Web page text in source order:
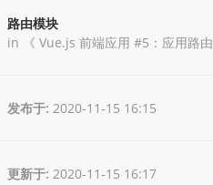
路由模块
in 《 Vue.js 前端应用 #5：应用路由
发布于: 2020-11-15 16:15
更新于: 2020-11-15 16:17